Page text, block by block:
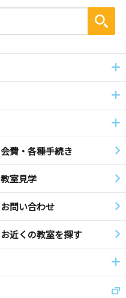
会費・各種手続き
教室見学
お問い合わせ
お近くの教室を探す